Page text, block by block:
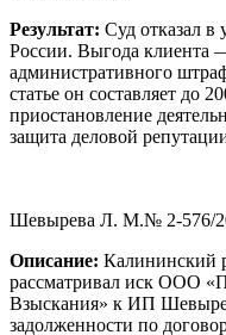
Результат: Суд отказал
России. Выгода клиента
административного
статье он составляет до
приостановление
защита деловой
Шевырева Л. М.№ 2-576/
Описание: Калининский
рассматривал иск ООО
Взыскания» к ИП
задолженности по